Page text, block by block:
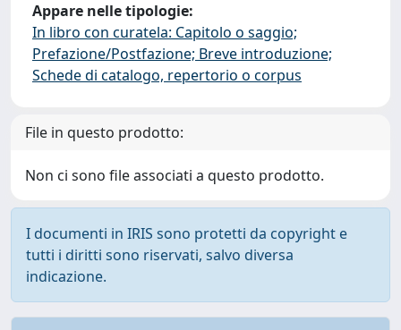
Appare nelle tipologie:
In libro con curatela: Capitolo o saggio;
Prefazione/Postfazione; Breve introduzione;
Schede di catalogo, repertorio o corpus
File in questo prodotto:
Non ci sono file associati a questo prodotto.
I documenti in IRIS sono protetti da copyright e
tutti i diritti sono riservati, salvo diversa
indicazione.